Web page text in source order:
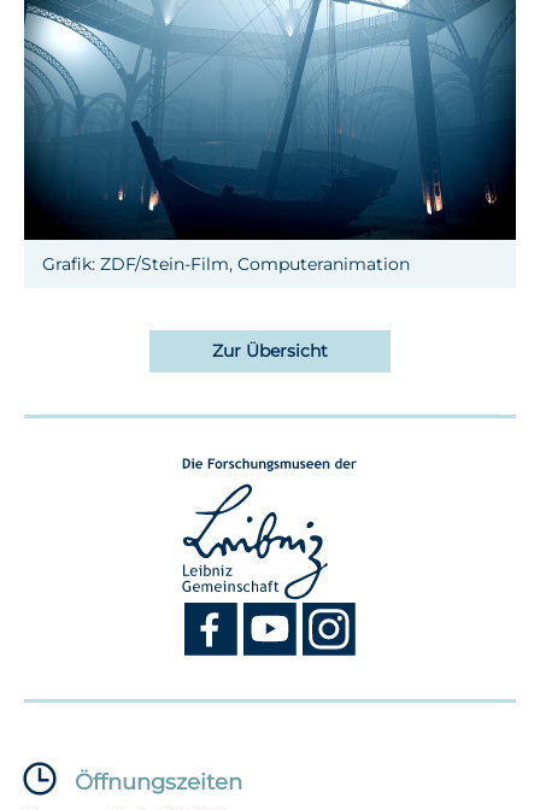
Grafik: ZDF/Stein-Film, Computeranimation
Zur Übersicht
Öffnungszeiten